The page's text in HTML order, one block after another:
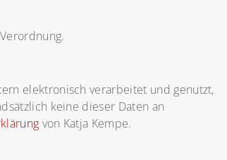
elektronisch verarbeitet und genutzt,
keine dieser Daten an
von Katja Kempe.